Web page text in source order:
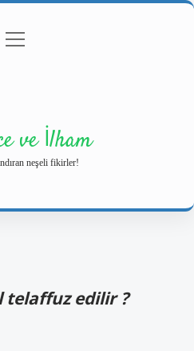
Politikası
menüyü
ve İlham
neşeli fikirler!
telaffuz edilir ?